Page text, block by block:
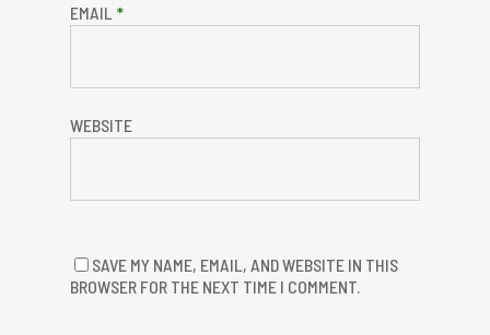
EMAIL *
WEBSITE
SAVE MY NAME, EMAIL, AND WEBSITE IN THIS
BROWSER FOR THE NEXT TIME I COMMENT.